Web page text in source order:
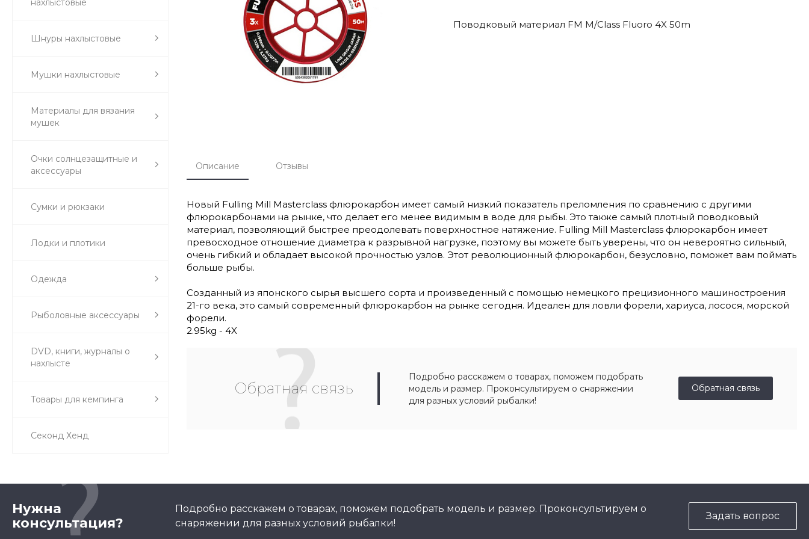
нахлыстовые
Шнуры нахлыстовые
Мушки нахлыстовые
Материалы для вязания
мушек
Очки солнцезащитные и
аксессуары
Сумки и рюкзаки
Лодки и плотики
Одежда
Рыболовные аксессуары
DVD, книги, журналы о
нахлысте
Товары для кемпинга
Секонд Хенд
Поводковый материал FM M/Class Fluoro 4X 50m
Описание Отзывы
Новый Fulling Mill Masterclass флюрокарбон имеет самый низкий показатель преломления по сравнению с другими
флюрокарбонами на рынке, что делает его менее видимым в воде для рыбы. Это также самый плотный поводковый
материал, позволяющий быстрее преодолевать поверхностное натяжение. Fulling Mill Masterclass флюрокарбон имеет
превосходное отношение диаметра к разрывной нагрузке, поэтому вы можете быть уверены, что он невероятно сильный,
очень гибкий и обладает высокой прочностью узлов. Этот революционный флюрокарбон, безусловно, поможет вам поймать
больше рыбы.
Созданный из японского сырья высшего сорта и произведенный с помощью немецкого прецизионного машиностроения
21-го века, это самый современный флюрокарбон на рынке сегодня. Идеален для ловли форели, хариуса, лосося, морской
форели.
2.95kg - 4X
Обратная связь
Подробно расскажем о товарах, поможем подобрать
модель и размер. Проконсультируем о снаряжении
для разных условий рыбалки!
Обратная связь
Нужна
консультация?
Подробно расскажем о товарах, поможем подобрать модель и размер. Проконсультируем о
снаряжении для разных условий рыбалки!
Задать вопрос